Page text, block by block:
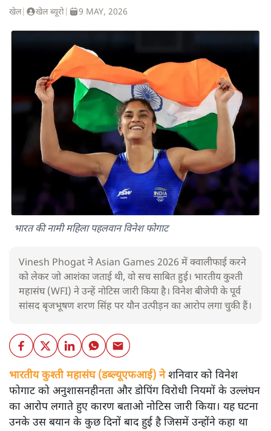
खेल| खेल ब्यूरो 9 MAY, 2026
भारत की नामी महिला पहलवान विनेश फोगाट
Vinesh Phogat ने Asian Games 2026 में क्वालीफाई करने
को लेकर जो आशंका जताई थी, वो सच साबित हुई। भारतीय कुश्ती
महासंघ (WFI) ने उन्हें नोटिस जारी किया है। विनेश बीजेपी के पूर्व
सांसद बृजभूषण शरण सिंह पर यौन उत्पीड़न का आरोप लगा चुकी हैं।
भारतीय कुश्ती महासंघ (डब्ल्यूएफआई) नेशनिवार को विनेश
फोगाट को अनुशासनहीनता और डोपिंग विरोधी नियमों के उल्लंघन
का आरोप लगाते हुए कारण बताओ नोटिस जारी किया। यह घटना
उनके उस बयान के कुछ दिनों बाद हुई है जिसमें उन्होंने कहा था